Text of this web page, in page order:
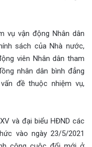
vụ vận động Nhân dân
sách của Nhà nước,
viên Nhân dân tham
nhân dân bình đẳng
đề thuộc nhiệm vụ,
và đại biểu HĐND các
vào ngày 23/5/2021